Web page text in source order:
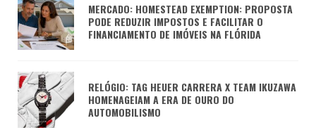
MERCADO: HOMESTEAD EXEMPTION: PROPOSTA
PODE REDUZIR IMPOSTOS E FACILITAR O
FINANCIAMENTO DE IMÓVEIS NA FLÓRIDA
RELÓGIO: TAG HEUER CARRERA X TEAM IKUZAWA
HOMENAGEIAM A ERA DE OURO DO
AUTOMOBILISMO